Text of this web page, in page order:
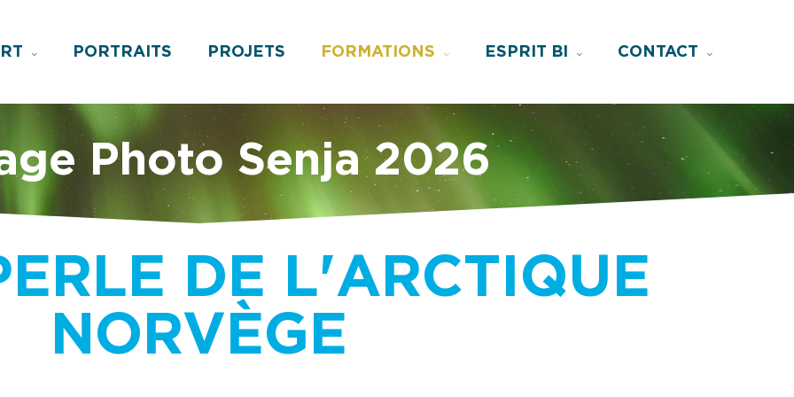
PORTRAITS PROJETS FORMATIONS ESPRIT BI CONTACT
Photo Senja 2026
DE L'ARCTIQUE
NORVÈGE